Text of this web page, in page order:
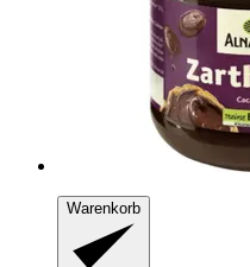
Warenkorb